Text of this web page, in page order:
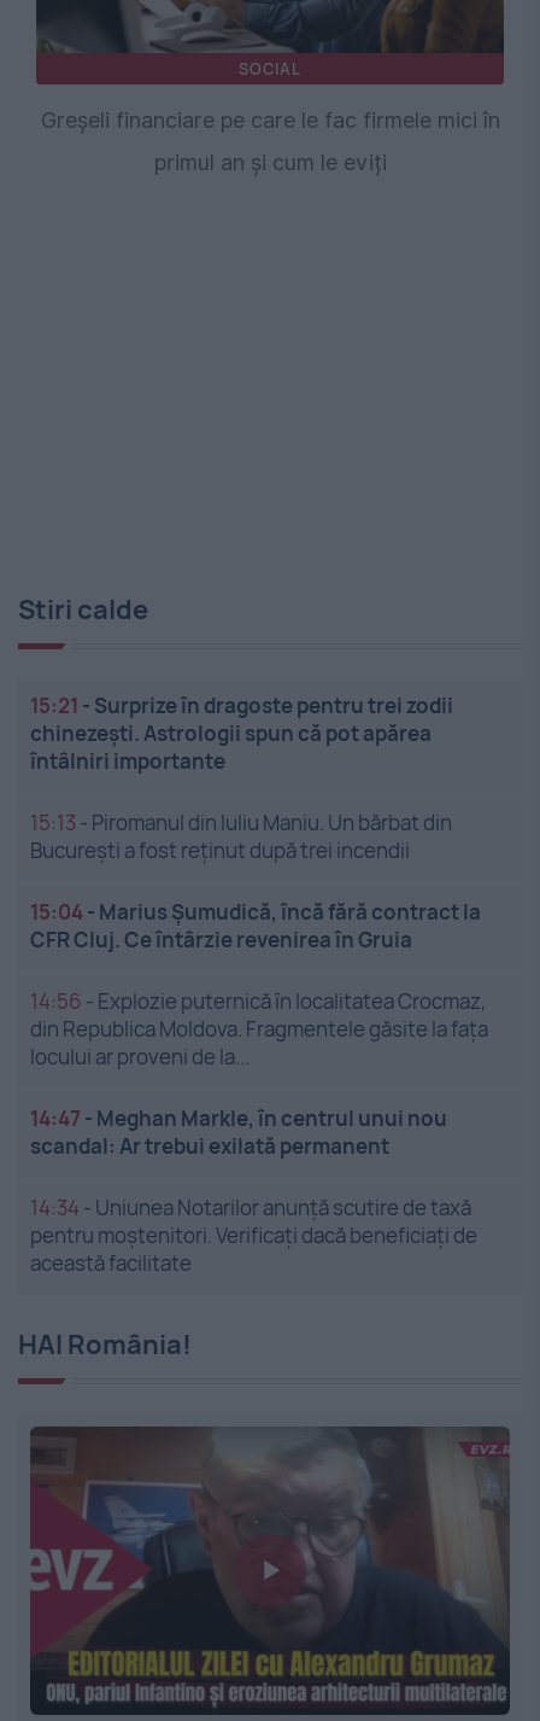
SOCIAL
Greșeli financiare pe care le fac firmele mici în
primul an și cum le eviți
Stiri calde
15:21 - Surprize în dragoste pentru trei zodii
chinezești. Astrologii spun că pot apărea
întâlniri importante
15:13 - Piromanul din Iuliu Maniu. Un bărbat din
București a fost reținut după trei incendii
15:04- Marius Șumudică, încă fără contract la
CFR Cluj. Ce întârzie revenirea în Gruia
14:56 - Explozie puternică în localitatea Crocmaz,
din Republica Moldova. Fragmentele găsite la fața
locului ar proveni de la...
14:47 - Meghan Markle, în centrul unui nou
scandal: Ar trebui exilată permanent
14:34 - Uniunea Notarilor anunță scutire de taxă
pentru moștenitori. Verificați dacă beneficiați de
această facilitate
HAI România!